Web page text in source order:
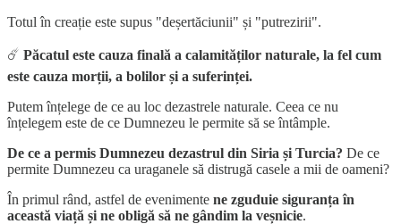
Totul în creație este supus "deșertăciunii" și "putrezirii".
☄️ Păcatul este cauza finală a calamităților naturale, la fel cum
este cauza morții, a bolilor și a suferinței.
Putem înțelege de ce au loc dezastrele naturale. Ceea ce nu
înțelegem este de ce Dumnezeu le permite să se întâmple.
De ce a permis Dumnezeu dezastrul din Siria și Turcia? De ce
permite Dumnezeu ca uraganele să distrugă casele a mii de oameni?
În primul rând, astfel de evenimente ne zguduie siguranța în
această viață și ne obligă să ne gândim la veșnicie.